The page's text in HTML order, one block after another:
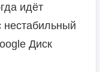
идёт
нестабильный
Диск